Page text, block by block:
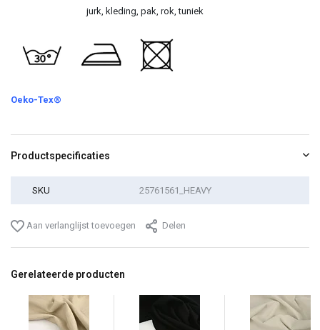
jurk, kleding, pak, rok, tuniek
Oeko-Tex®
Productspecificaties
SKU 25761561_HEAVY
Aan verlanglijst toevoegen Delen
Gerelateerde producten